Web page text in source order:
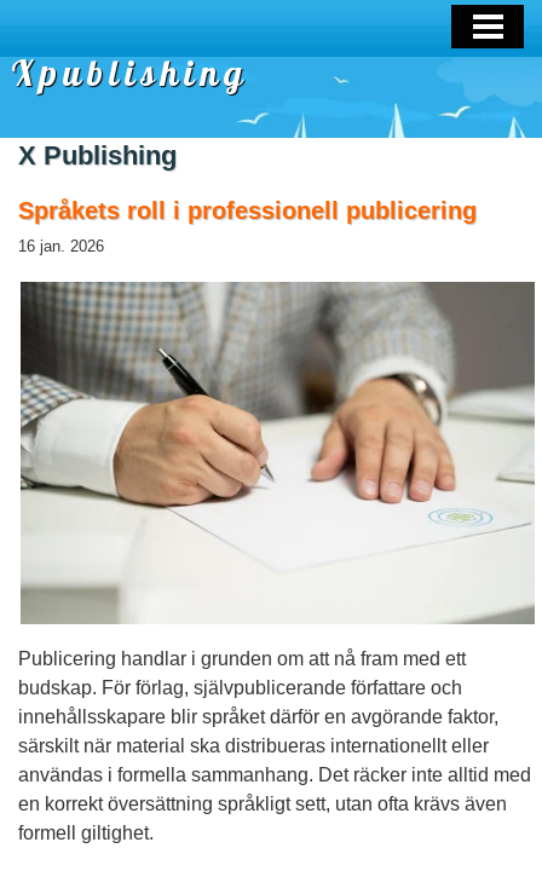
Xpublishing
X Publishing
Språkets roll i professionell publicering
16 jan. 2026
Publicering handlar i grunden om att nå fram med ett
budskap. För förlag, självpublicerande författare och
innehållsskapare blir språket därför en avgörande faktor,
särskilt när material ska distribueras internationellt eller
användas i formella sammanhang. Det räcker inte alltid med
en korrekt översättning språkligt sett, utan ofta krävs även
formell giltighet.